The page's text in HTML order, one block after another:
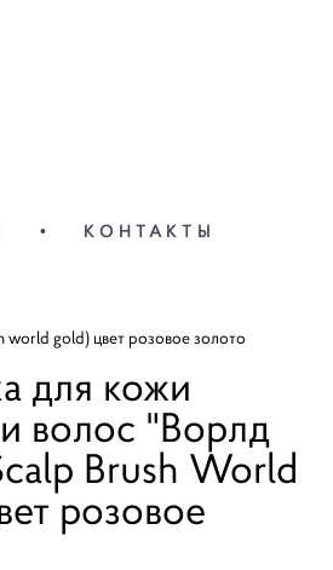
• КОНТАКТЫ
• КОНТАКТЫ
world gold) цвет розовое золото
для кожи
волос "Ворлд
Brush World
розовое